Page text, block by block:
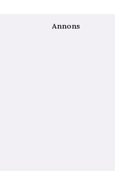
Annons